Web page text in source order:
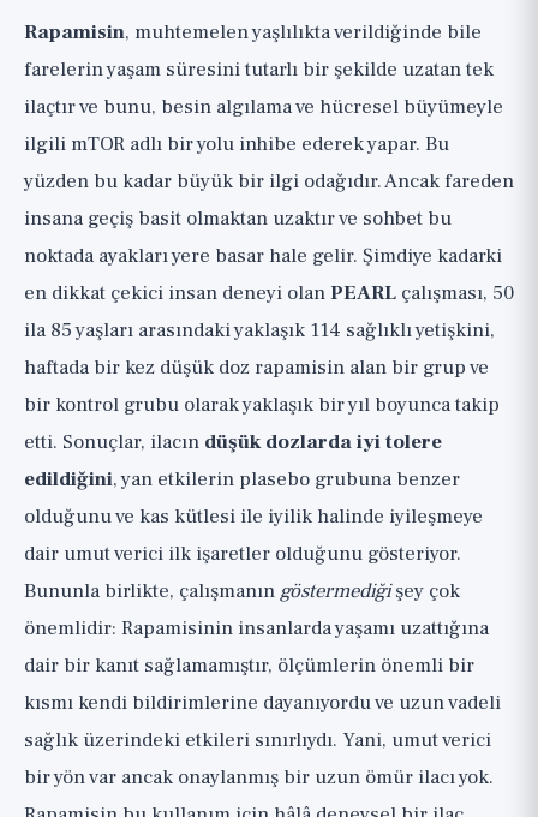
Rapamisin, muhtemelen yaşlılıkta verildiğinde bile
farelerin yaşam süresini tutarlı bir şekilde uzatan tek
ilaçtır ve bunu, besin algılama ve hücresel büyümeyle
ilgili mTOR adlı bir yolu inhibe ederek yapar. Bu
yüzden bu kadar büyük bir ilgi odağıdır. Ancak fareden
insana geçiş basit olmaktan uzaktır ve sohbet bu
noktada ayakları yere basar hale gelir. Şimdiye kadarki
en dikkat çekici insan deneyi olanPEARL çalışması, 50
ila 85 yaşları arasındaki yaklaşık 114 sağlıklı yetişkini,
haftada bir kez düşük doz rapamisin alan bir grup ve
bir kontrol grubu olarak yaklaşık bir yıl boyunca takip
etti. Sonuçlar, ilacın düşük dozlarda iyi tolere
edildiğini, yan etkilerin plasebo grubuna benzer
olduğunu ve kas kütlesi ile iyilik halinde iyileşmeye
dair umut verici ilk işaretler olduğunu gösteriyor.
Bununla birlikte, çalışmanıngöstermediğişey çok
önemlidir: Rapamisinin insanlarda yaşamı uzattığına
dair bir kanıt sağlamamıştır, ölçümlerin önemli bir
kısmı kendi bildirimlerine dayanıyordu ve uzun vadeli
sağlık üzerindeki etkileri sınırlıydı. Yani, umut verici
bir yön var ancak onaylanmış bir uzun ömür ilacı yok.